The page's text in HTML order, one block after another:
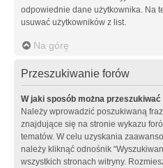
odpowiednie dane użytkownika. Na
usuwać użytkowników z list.
Na górę
Przeszukiwanie forów
W jaki sposób można przeszukiwać
Należy wprowadzić poszukiwaną
znajdujące się na stronie wykazu
tematów. W celu uzyskania
należy kliknąć odnośnik
wszystkich stronach witryny.